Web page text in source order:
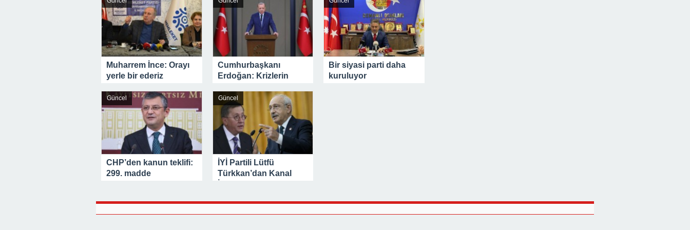
Muharrem İnce: Orayı
yerle bir ederiz
Cumhurbaşkanı
Erdoğan: Krizlerin
üstleniyoruz
Bir siyasi parti daha
kuruluyor
Güncel
CHP’den kanun teklifi:
299. madde
Güncel
İYİ Partili Lütfü
Türkkan’dan Kanal
paraları ödemeyeceğiz